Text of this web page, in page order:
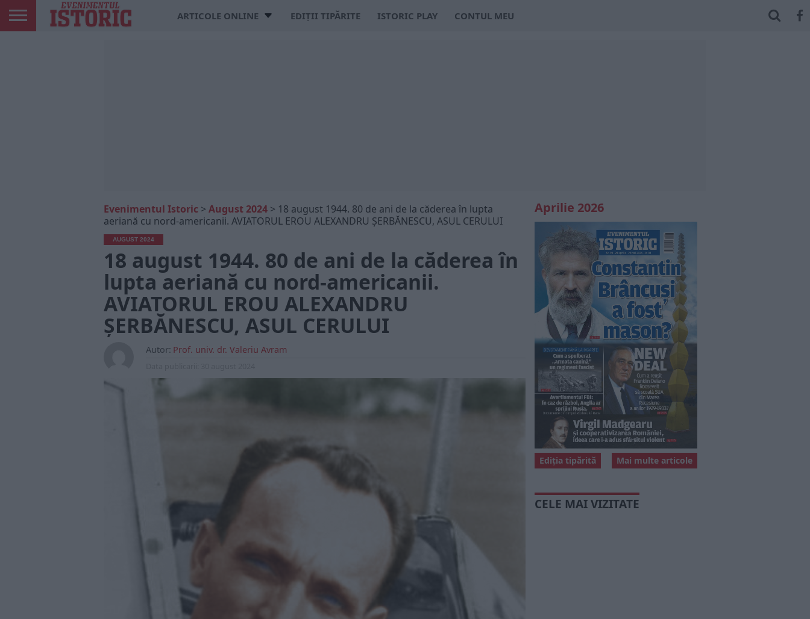
ARTICOLE ONLINE EDIȚII TIPĂRITE ISTORIC PLAY CONTUL MEU
Evenimentul Istoric > August 2024 > 18 august 1944. 80 de ani de la căderea în lupta
aeriană cu nord-americanii. AVIATORUL EROU ALEXANDRU ŞERBĂNESCU, ASUL CERULUI
AUGUST 2024
18 august 1944. 80 de ani de la căderea în
lupta aeriană cu nord-americanii.
AVIATORUL EROU ALEXANDRU
ŞERBĂNESCU, ASUL CERULUI
Autor: Prof. univ. dr. Valeriu Avram
Aprilie 2026
Mai multe articole
Ediția tipărită
CELE MAI VIZITATE